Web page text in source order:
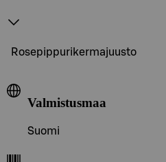
Rosepippurikermajuusto
Valmistusmaa
Suomi